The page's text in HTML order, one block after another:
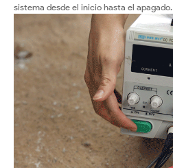
sistema desde el inicio hasta el apagado.